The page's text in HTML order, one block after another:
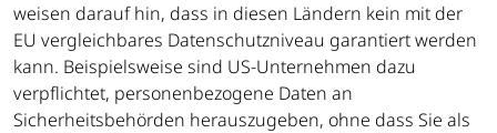
weisen darauf hin, dass in diesen Ländern kein mit der
EU vergleichbares Datenschutzniveau garantiert werden
kann. Beispielsweise sind US-Unternehmen dazu
verpflichtet, personenbezogene Daten an
Sicherheitsbehörden herauszugeben, ohne dass Sie als